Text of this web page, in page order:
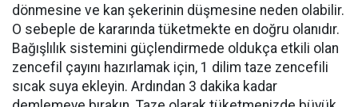
dönmesine ve kan şekerinin düşmesine neden olabilir.
O sebeple de kararında tüketmekte en doğru olanıdır.
Bağışlılık sistemini güçlendirmede oldukça etkili olan
zencefil çayını hazırlamak için, 1 dilim taze zencefili
sıcak suya ekleyin. Ardından 3 dakika kadar